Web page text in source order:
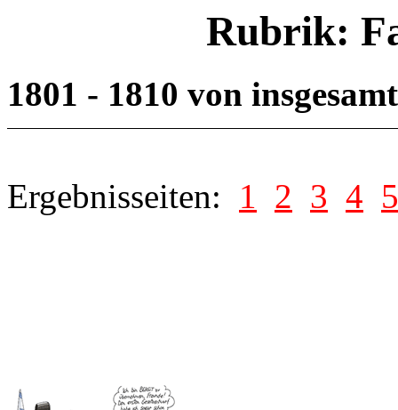
Rubrik:
1801 - 1810 von
Ergebnisseiten: 1 2 3 4 5